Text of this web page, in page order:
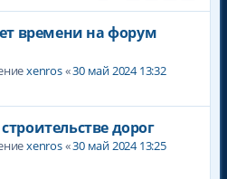
времени на форум
xenros«30 май 2024 13:32
дорог
xenros«30 май 2024 13:25